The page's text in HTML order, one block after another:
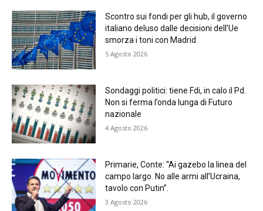
Scontro sui fondi per gli hub, il governo
italiano deluso dalle decisioni dell’Ue
smorza i toni con Madrid
5 Agosto 2026
Sondaggi politici: tiene Fdi, in calo il Pd.
Non si ferma l’onda lunga di Futuro
nazionale
4 Agosto 2026
Primarie, Conte: “Ai gazebo la linea del
campo largo. No alle armi all’Ucraina,
tavolo con Putin”.
3 Agosto 2026